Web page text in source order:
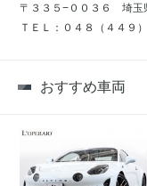
〒３３５−００３６ 埼玉
ＴＥＬ：０４８（４４９
おすすめ車両